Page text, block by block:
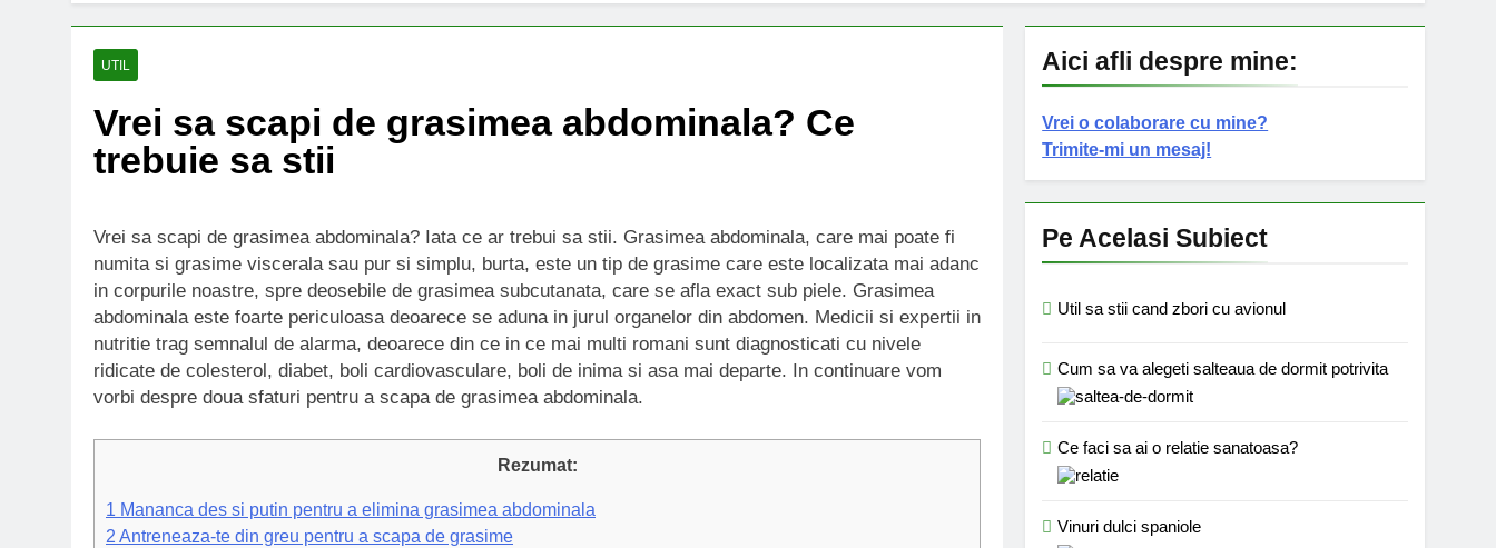
UTIL
Vrei sa scapi de grasimea abdominala? Ce
trebuie sa stii
Vrei sa scapi de grasimea abdominala? Iata ce ar trebui sa stii. Grasimea abdominala, care mai poate fi
numita si grasime viscerala sau pur si simplu, burta, este un tip de grasime care este localizata mai adanc
in corpurile noastre, spre deosebile de grasimea subcutanata, care se afla exact sub piele. Grasimea
abdominala este foarte periculoasa deoarece se aduna in jurul organelor din abdomen. Medicii si expertii in
nutritie trag semnalul de alarma, deoarece din ce in ce mai multi romani sunt diagnosticati cu nivele
ridicate de colesterol, diabet, boli cardiovasculare, boli de inima si asa mai departe. In continuare vom
vorbi despre doua sfaturi pentru a scapa de grasimea abdominala.
Rezumat:
1 Mananca des si putin pentru a elimina grasimea abdominala
2 Antreneaza-te din greu pentru a scapa de grasime
Aici afli despre mine:
Vrei o colaborare cu mine?
Trimite-mi un mesaj!
Pe Acelasi Subiect
Util sa stii cand zbori cu avionul
Cum sa va alegeti salteaua de dormit potrivita
Ce faci sa ai o relatie sanatoasa?
Vinuri dulci spaniole